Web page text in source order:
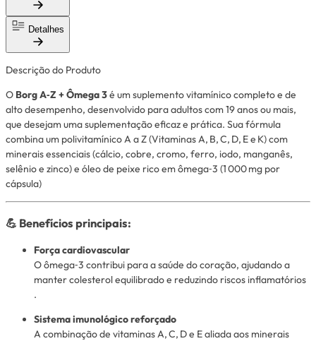
Detalhes
Descrição do Produto
O Borg A‑Z + Ômega 3é um suplemento vitamínico completo e de
alto desempenho, desenvolvido para adultos com 19 anos ou mais,
que desejam uma suplementação eficaz e prática. Sua fórmula
combina um polivitamínico A a Z (Vitaminas A, B, C, D, E e K) com
minerais essenciais (cálcio, cobre, cromo, ferro, iodo, manganês,
selênio e zinco) e óleo de peixe rico em ômega‑3 (1 000 mg por
cápsula)
💪 Benefícios principais:
Força cardiovascular
O ômega‑3 contribui para a saúde do coração, ajudando a
manter colesterol equilibrado e reduzindo riscos inflamatórios
.
Sistema imunológico reforçado
A combinação de vitaminas A, C, D e E aliada aos minerais